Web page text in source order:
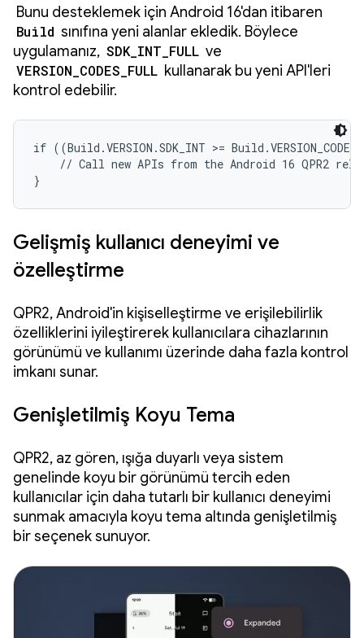
Bunu desteklemek için Android 16'dan itibaren
Build sınıfına yeni alanlar ekledik. Böylece
uygulamanız, SDK_INT_FULL ve
VERSION_CODES_FULL kullanarak bu yeni API'leri
kontrol edebilir.
if ((Build.VERSION.SDK_INT >=
// Call new APIs from the Android 16 QPR2
}
Gelişmiş kullanıcı deneyimi ve
özelleştirme
QPR2, Android'in kişiselleştirme ve erişilebilirlik
özelliklerini iyileştirerek kullanıcılara cihazlarının
görünümü ve kullanımı üzerinde daha fazla kontrol
imkanı sunar.
Genişletilmiş Koyu Tema
QPR2, az gören, ışığa duyarlı veya sistem
genelinde koyu bir görünümü tercih eden
kullanıcılar için daha tutarlı bir kullanıcı deneyimi
sunmak amacıyla koyu tema altında genişletilmiş
bir seçenek sunuyor.